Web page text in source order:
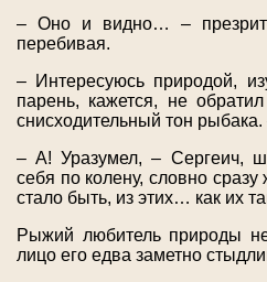
– Оно и видно… –
перебивая.
– Интересуюсь природой,
парень, кажется, не
снисходительный тон
– А! Уразумел, – Сергеич,
себя по колену, словно
стало быть, из этих… как их
Рыжий любитель природы
лицо его едва заметно